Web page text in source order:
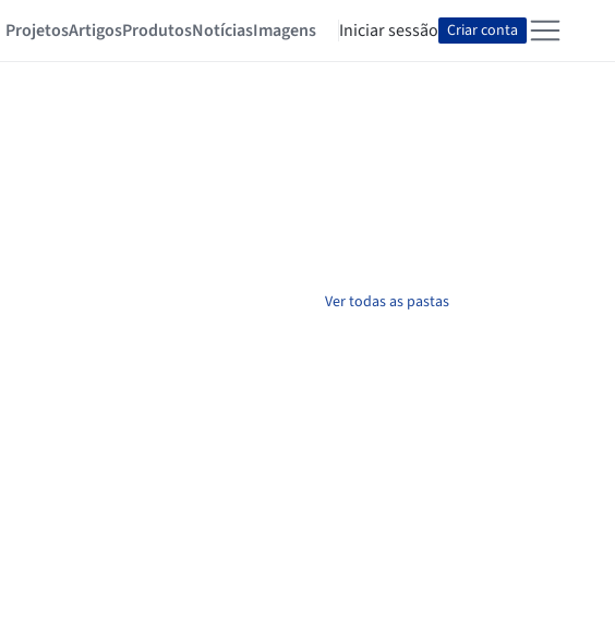
ProjetosArtigosProdutosNotíciasImagens Iniciar sessão Criar conta
Ver todas as pastas